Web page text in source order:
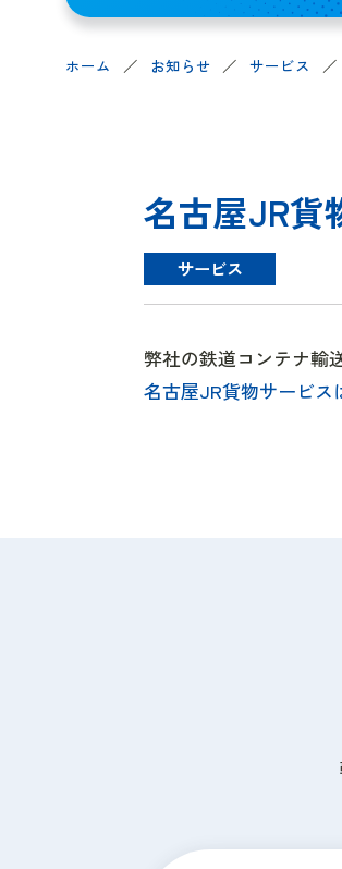
ホーム お知らせ サービス
名古屋JR貨
サービス
弊社の鉄道コンテナ輸
名古屋JR貨物サービス